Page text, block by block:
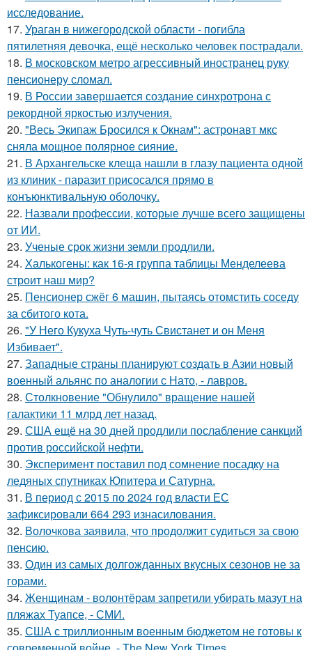
исследование.
17. Ураган в нижегородской области - погибла
пятилетняя девочка, ещё несколько человек пострадали.
18. В московском метро агрессивный иностранец руку
пенсионеру сломал.
19. В России завершается создание синхротрона с
рекордной яркостью излучения.
20. "Весь Экипаж Бросился к Окнам": астронавт мкс
сняла мощное полярное сияние.
21. В Архангельске клеща нашли в глазу пациента одной
из клиник - паразит присосался прямо в
конъюнктивальную оболочку.
22. Назвали профессии, которые лучше всего защищены
от ИИ.
23. Ученые срок жизни земли продлили.
24. Халькогены: как 16-я группа таблицы Менделеева
строит наш мир?
25. Пенсионер сжёг 6 машин, пытаясь отомстить соседу
за сбитого кота.
26. "У Него Кукуха Чуть-чуть Свистанет и он Меня
Избивает".
27. Западные страны планируют создать в Азии новый
военный альянс по аналогии с Нато, - лавров.
28. Столкновение "Обнулило" вращение нашей
галактики 11 млрд лет назад.
29. США ещё на 30 дней продлили послабление санкций
против российской нефти.
30. Эксперимент поставил под сомнение посадку на
ледяных спутниках Юпитера и Сатурна.
31. В период с 2015 по 2024 год власти ЕС
зафиксировали 664 293 изнасилования.
32. Волочкова заявила, что продолжит судиться за свою
пенсию.
33. Один из самых долгожданных вкусных сезонов не за
горами.
34. Женщинам - волонтёрам запретили убирать мазут на
пляжах Туапсе, - СМИ.
35. США с триллионным военным бюджетом не готовы к